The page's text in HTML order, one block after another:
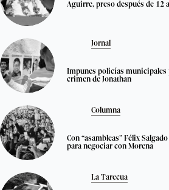
Aguirre, preso después de 12
Jornal
Impunes policías municipales
crimen de Jonathan
Columna
Con “asambleas” Félix
para negociar con Morena
La Tarecua